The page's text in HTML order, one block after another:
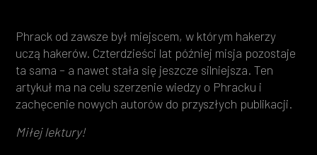
Phrack od zawsze był miejscem, w którym hakerzy
uczą hakerów. Czterdzieści lat później misja pozostaje
ta sama – a nawet stała się jeszcze silniejsza. Ten
artykuł ma na celu szerzenie wiedzy o Phracku i
zachęcenie nowych autorów do przyszłych publikacji.
Miłej lektury!